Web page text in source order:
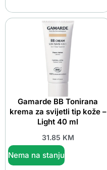
Gamarde BB Tonirana
krema za svijetli tip kože –
Light 40 ml
31.85 KM
Nema na stanju